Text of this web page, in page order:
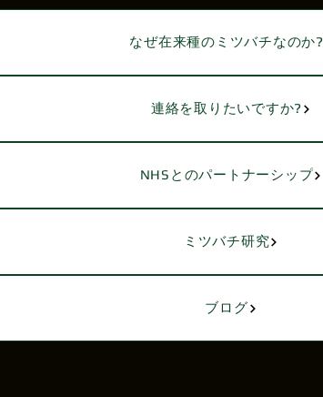
なぜ在来種のミツバチなのか?
連絡を取りたいですか?
NHSとのパートナーシップ
ミツバチ研究
ブログ